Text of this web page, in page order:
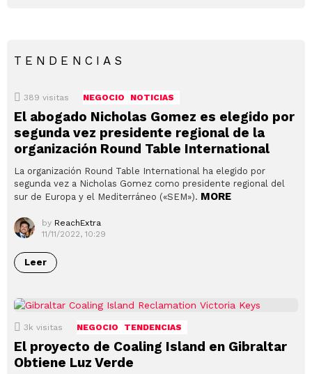
TENDENCIAS
389 visitas NEGOCIO NOTICIAS
El abogado Nicholas Gomez es elegido por
segunda vez presidente regional de la
organización Round Table International
La organización Round Table International ha elegido por
segunda vez a Nicholas Gomez como presidente regional del
sur de Europa y el Mediterráneo («SEM»). MORE
by ReachExtra
11/11/2022, 10:29
Leer
3k visitas NEGOCIO TENDENCIAS
El proyecto de Coaling Island en Gibraltar
Obtiene Luz Verde